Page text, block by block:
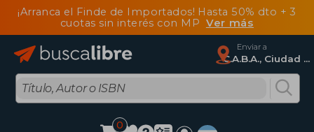
¡Arranca el Finde de Importados! Hasta 50% dto + 3
cuotas sin interés con MP Ver más
Enviar a
C.A.B.A., Ciudad Autónoma De Buenos Aires
0